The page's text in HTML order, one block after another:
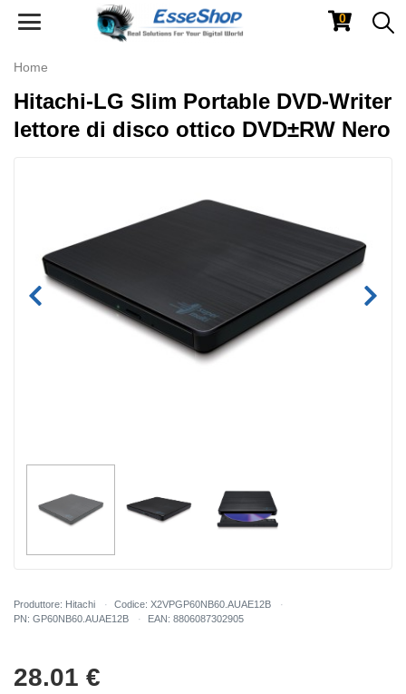
Toggle
0
Home
Hitachi-LG Slim Portable DVD-Writer
lettore di disco ottico DVD±RW Nero
Produttore: Hitachi
Codice: X2VPGP60NB60.AUAE12B
PN: GP60NB60.AUAE12B
EAN: 8806087302905
28.01 €